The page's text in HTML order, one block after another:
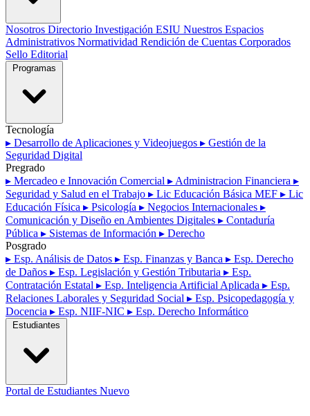
Nosotros Directorio Investigación ESIU Nuestros Espacios
Administrativos Normatividad Rendición de Cuentas Corporados
Sello Editorial
Tecnología
▸ Desarrollo de Aplicaciones y Videojuegos ▸ Gestión de la
Seguridad Digital
Pregrado
▸ Mercadeo e Innovación Comercial ▸ Administracion Financiera ▸
Seguridad y Salud en el Trabajo ▸ Lic Educación Básica MEF ▸ Lic
Educación Física ▸ Psicología ▸ Negocios Internacionales ▸
Comunicación y Diseño en Ambientes Digitales ▸ Contaduría
Pública ▸ Sistemas de Información ▸ Derecho
Posgrado
▸ Esp. Análisis de Datos ▸ Esp. Finanzas y Banca ▸ Esp. Derecho
de Daños ▸ Esp. Legislación y Gestión Tributaria ▸ Esp.
Contratación Estatal ▸ Esp. Inteligencia Artificial Aplicada ▸ Esp.
Relaciones Laborales y Seguridad Social ▸ Esp. Psicopedagogía y
Docencia ▸ Esp. NIIF-NIC ▸ Esp. Derecho Informático
Portal de Estudiantes Nuevo